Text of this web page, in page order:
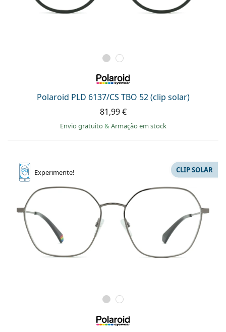
Polaroid PLD 6137/CS TBO 52 (clip solar)
81,99 €
Envio gratuito& Armação em stock
Experimente! CLIP SOLAR